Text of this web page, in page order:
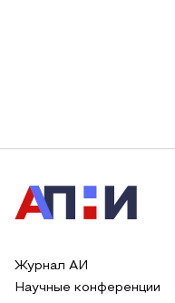
Журнал АИ
Научные конференции